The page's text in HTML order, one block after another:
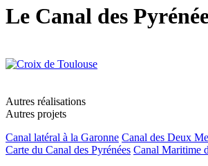
Le Canal des
Autres réalisations
Autres projets
Canal latéral à la Garonne Canal des Deux
Carte du Canal des Pyrénées Canal Maritime